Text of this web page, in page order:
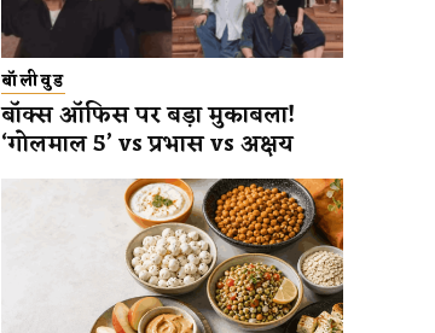
बॉलीवुड
बॉक्स ऑफिस पर बड़ा मुकाबला!
‘गोलमाल 5’ vs प्रभास vs अक्षय